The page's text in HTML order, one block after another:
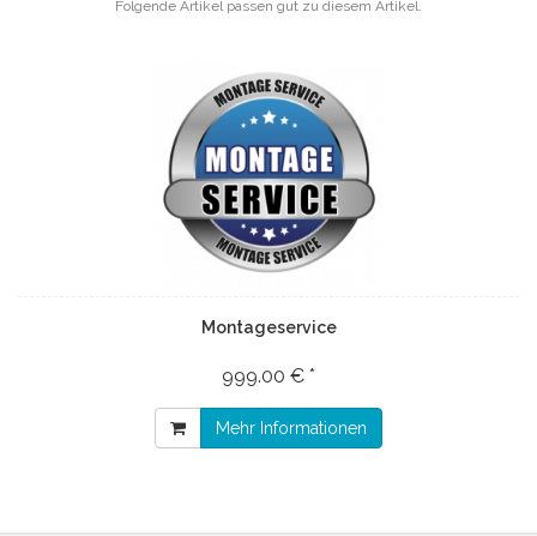
Folgende Artikel passen gut zu diesem Artikel.
Montageservice
999.00 € *
Mehr Informationen